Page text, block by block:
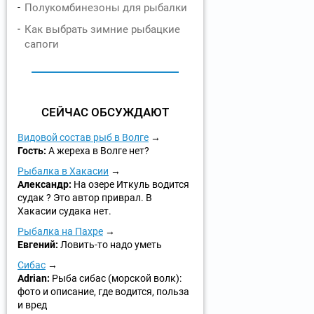
Полукомбинезоны для рыбалки
Как выбрать зимние рыбацкие
сапоги
СЕЙЧАС ОБСУЖДАЮТ
Видовой состав рыб в Волге
Гость: А жереха в Волге нет?
Рыбалка в Хакасии
Александр: На озере Иткуль водится
судак ? Это автор приврал. В
Хакасии судака нет.
Рыбалка на Пахре
Евгений: Ловить-то надо уметь
Сибас
Adrian: Рыба сибас (морской волк):
фото и описание, где водится, польза
и вред